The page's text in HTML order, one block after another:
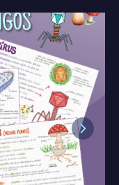
Next